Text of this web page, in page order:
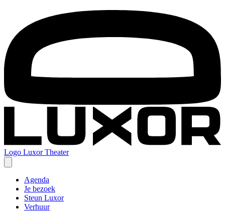
Logo Luxor Theater
Agenda
Je bezoek
Steun Luxor
Verhuur